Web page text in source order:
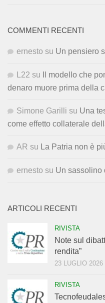
COMMENTI RECENTI
ernesto su Un pensiero
L22 su
Il modello che
denaro muore prima della
Simone Garilli su Una
come effetto collaterale
AR su La Patria non è
ernesto su Un sassolino
ARTICOLI RECENTI
RIVISTA
Note sul
rendita”
23 LUGLIO 2026
RIVISTA